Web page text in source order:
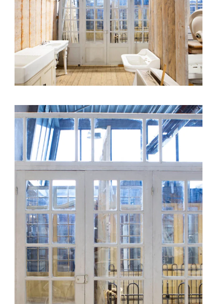
Natuurstenen bakken
Wandtegels
HEKWERK
KASTEN
BANKEN
BALKEN
BADEN
LAMPEN
KEUKENBLOKKEN
SCHOUWEN
TRAPPEN
PORSELEINEN BAKKEN